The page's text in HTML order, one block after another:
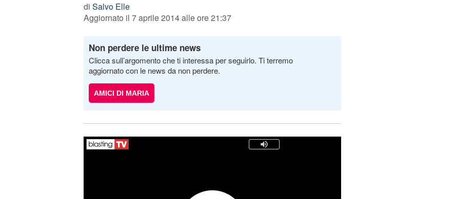
di Salvo Elle
Aggiornato il 7 aprile 2014 alle ore 21:37
Non perdere le ultime news
Clicca sull’argomento che ti interessa per seguirlo. Ti terremo
aggiornato con le news da non perdere.
AMICI DI MARIA